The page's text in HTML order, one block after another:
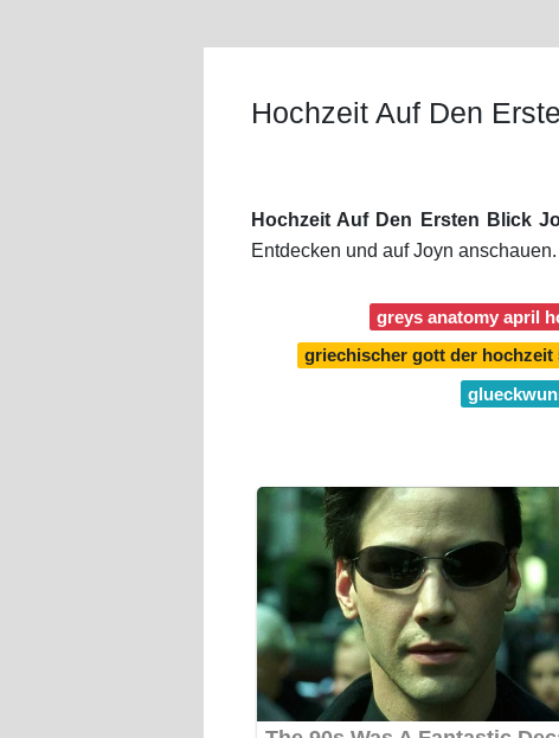
Hochzeit Auf Den
Hochzeit Auf Den Ersten Blick
Entdecken und auf Joyn
greys anatomy april
griechischer gott der hochzeit